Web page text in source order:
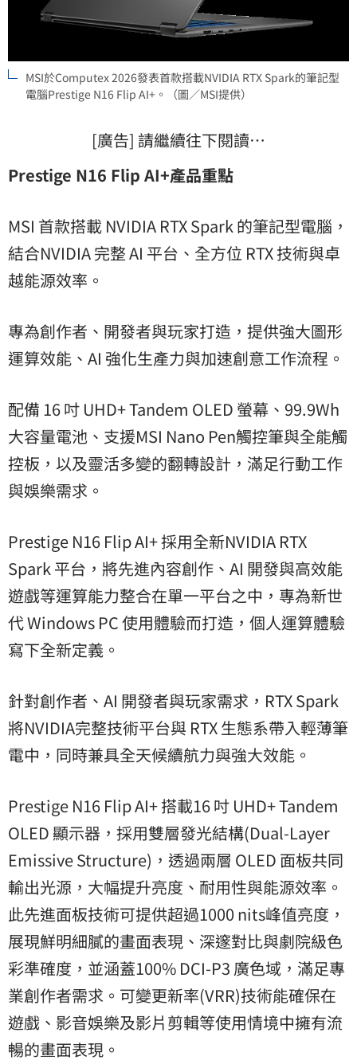
MSI於Computex 2026發表首款搭載NVIDIA RTX Spark的筆記型
電腦Prestige N16 Flip AI+。（圖／MSI提供）
[廣告] 請繼續往下閱讀…
Prestige N16 Flip AI+產品重點
MSI 首款搭載 NVIDIA RTX Spark 的筆記型電腦，
結合NVIDIA 完整 AI 平台、全方位 RTX 技術與卓
越能源效率。
專為創作者、開發者與玩家打造，提供強大圖形
運算效能、AI 強化生產力與加速創意工作流程。
配備 16 吋 UHD+ Tandem OLED 螢幕、99.9Wh
大容量電池、支援MSI Nano Pen觸控筆與全能觸
控板，以及靈活多變的翻轉設計，滿足行動工作
與娛樂需求。
Prestige N16 Flip AI+ 採用全新NVIDIA RTX
Spark 平台，將先進內容創作、AI 開發與高效能
遊戲等運算能力整合在單一平台之中，專為新世
代 Windows PC 使用體驗而打造，個人運算體驗
寫下全新定義。
針對創作者、AI 開發者與玩家需求，RTX Spark
將NVIDIA完整技術平台與 RTX 生態系帶入輕薄筆
電中，同時兼具全天候續航力與強大效能。
Prestige N16 Flip AI+ 搭載16 吋 UHD+ Tandem
OLED 顯示器，採用雙層發光結構(Dual-Layer
Emissive Structure)，透過兩層 OLED 面板共同
輸出光源，大幅提升亮度、耐用性與能源效率。
此先進面板技術可提供超過1000 nits峰值亮度，
展現鮮明細膩的畫面表現、深邃對比與劇院級色
彩準確度，並涵蓋100% DCI-P3 廣色域，滿足專
業創作者需求。可變更新率(VRR)技術能確保在
遊戲、影音娛樂及影片剪輯等使用情境中擁有流
暢的畫面表現。